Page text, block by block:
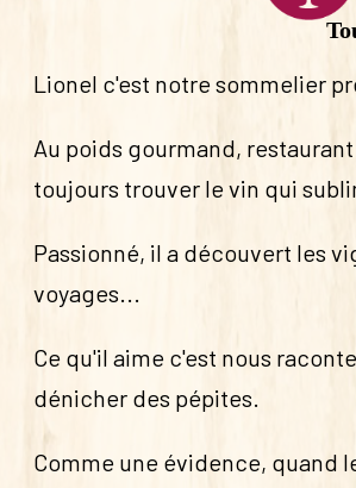
Lionel c'est notre sommelier
Au poids gourmand,
toujours trouver le vin qui
Passionné, il a découvert les
voyages...
Ce qu'il aime c'est nous
dénicher des pépites.
Comme une évidence, quand